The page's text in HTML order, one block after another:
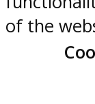
of the